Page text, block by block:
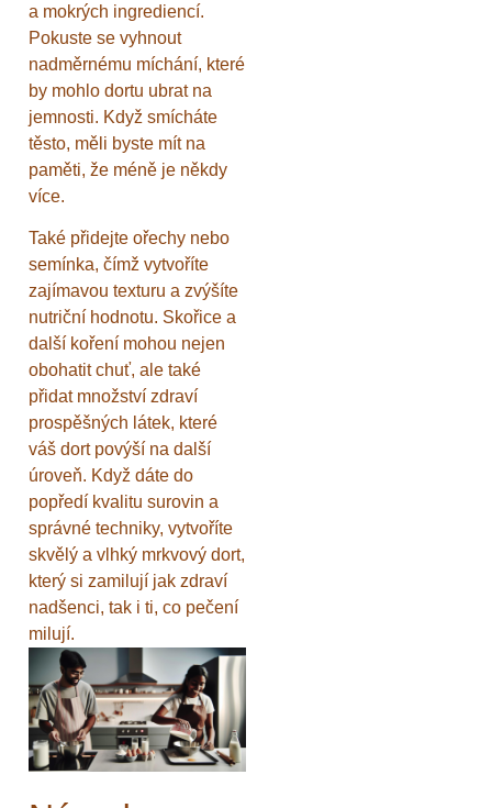
a mokrých ingrediencí.
Pokuste se vyhnout
nadměrnému míchání, které
by mohlo dortu ubrat na
jemnosti. Když smícháte
těsto, měli byste mít na
paměti, že méně je někdy
více.
Také přidejte ořechy nebo
semínka, čímž vytvoříte
zajímavou texturu a zvýšíte
nutriční hodnotu. Skořice a
další koření mohou nejen
obohatit chuť, ale také
přidat množství zdraví
prospěšných látek, které
váš dort povýší na další
úroveň. Když dáte do
popředí kvalitu surovin a
správné techniky, vytvoříte
skvělý a vlhký mrkvový dort,
který si zamilují jak zdraví
nadšenci, tak i ti, co pečení
milují.